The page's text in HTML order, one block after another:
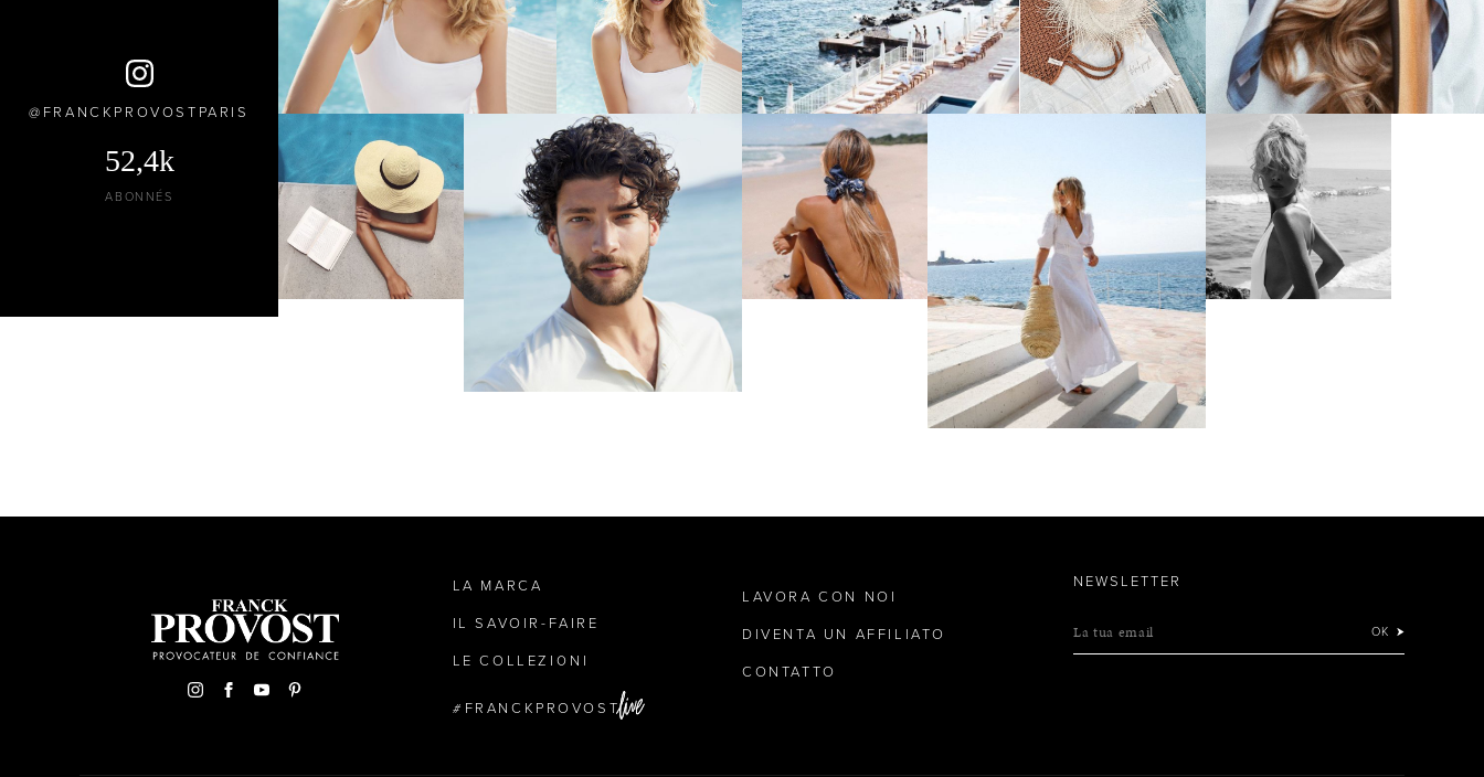
FRANCKPROVOSTPARIS
52,4k
ABONNÉS
LA MARCA
IL SAVOIR-FAIRE
LE COLLEZIONI
FRANCKPROVOST
LAVORA CON NOI
DIVENTA UN AFFILIATO
CONTATTO
NEWSLETTER
La tua email OK